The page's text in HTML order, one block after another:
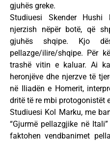
gjuhës greke.
Studiuesi Skender
njerzish nëpër botë, që
gjuhës shqipe. Kjo
pellazge/ilire/shqipe. Për
trashë vitin e kaluar. Ai
heronjëve dhe njerzve të
në Iliadën e Homerit,
dritë të re mbi protogonistët
Studiuesi Kol Marku, me
“Gjurmë pellazgjike në
faktohen vendbanimet